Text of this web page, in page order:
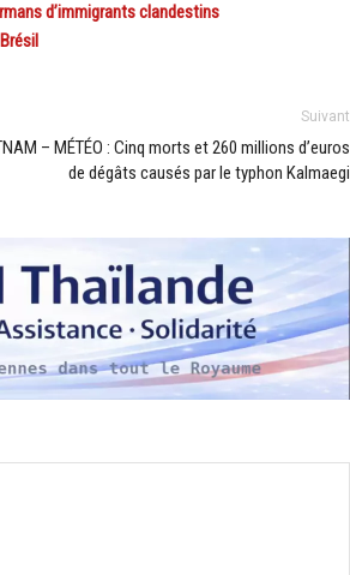
d’immigrants clandestins
Suivant
– MÉTÉO : Cinq morts et 260 millions d’euros
de dégâts causés par le typhon Kalmaegi